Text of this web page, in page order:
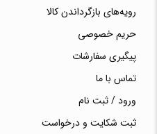
رویه‌های بازگرداندن کالا
حریم خصوصی
پیگیری سفارشات
تماس با ما
ورود / ثبت نام
ثبت شکایت و درخواست